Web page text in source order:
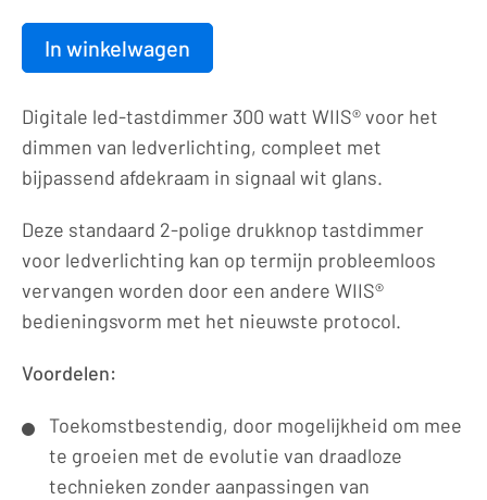
Drukknop
led-
dimmer
|
2-
polig
230VAC
300VA/1,3A_2P
9003
aantal
In winkelwagen
Digitale led-tastdimmer 300 watt WIIS® voor het
dimmen van ledverlichting, compleet met
bijpassend afdekraam in signaal wit glans.
Deze standaard 2-polige drukknop tastdimmer
voor ledverlichting kan op termijn probleemloos
vervangen worden door een andere WIIS®
bedieningsvorm met het nieuwste protocol.
Voordelen:
Toekomstbestendig, door mogelijkheid om mee
te groeien met de evolutie van draadloze
technieken zonder aanpassingen van